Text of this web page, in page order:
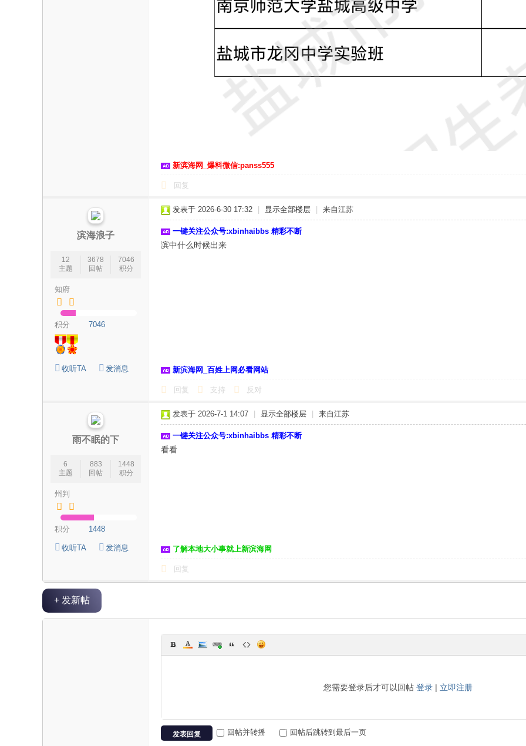
新滨海网_爆料微信:panss555
回复
滨海浪子
12
主题
3678
回帖
7046
积分
知府
积分 7046
收听TA 发消息
发表于 2026-6-30 17:32 显示全部楼层 来自江苏
一键关注公众号:xbinhaibbs 精彩不断
滨中什么时候出来
新滨海网_百姓上网必看网站
回复 支持 反对
雨不眠的下
6
主题
883
回帖
1448
积分
州判
积分 1448
收听TA 发消息
发表于 2026-7-1 14:07 显示全部楼层 来自江苏
一键关注公众号:xbinhaibbs 精彩不断
看看
了解本地大小事就上新滨海网
回复
+ 发新帖
您需要登录后才可以回帖 登录| 立即注册
发表回复 回帖并转播 回帖后跳转到最后一页